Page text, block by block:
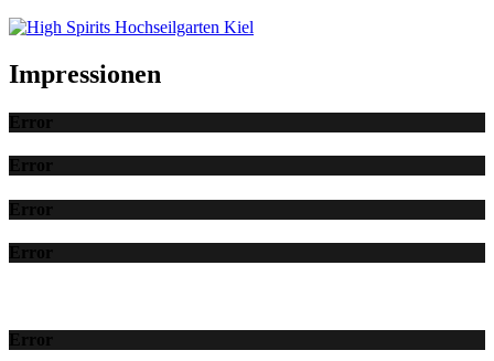
Impressionen
Error
Error
Error
Error
Error